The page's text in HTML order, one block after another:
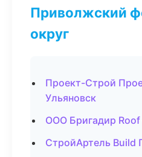
Приволжский
округ
Проект-Строй
Ульяновск
ООО Бригадир
СтройАртель Build